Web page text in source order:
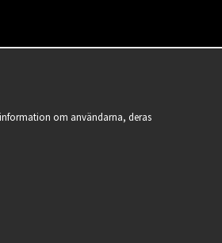
om användarna, deras